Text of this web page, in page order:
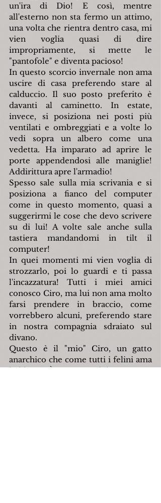
un'ira di Dio! E così, mentre
all'esterno non sta fermo un attimo,
una volta che rientra dentro casa, mi
vien voglia quasi di dire
impropriamente, si mette le
"pantofole" e diventa pacioso!
In questo scorcio invernale non ama
uscire di casa preferendo stare al
calduccio. Il suo posto preferito è
davanti al caminetto. In estate,
invece, si posiziona nei posti più
ventilati e ombreggiati e a volte lo
vedi sopra un albero come una
vedetta. Ha imparato ad aprire le
porte appendendosi alle maniglie!
Addirittura apre l'armadio!
Spesso sale sulla mia scrivania e si
posiziona a fianco del computer
come in questo momento, quasi a
suggerirmi le cose che devo scrivere
su di lui! A volte sale anche sulla
tastiera mandandomi in tilt il
computer!
In quei momenti mi vien voglia di
strozzarlo, poi lo guardi e ti passa
l'incazzatura! Tutti i miei amici
conosco Ciro, ma lui non ama molto
farsi prendere in braccio, come
vorrebbero alcuni, preferendo stare
in nostra compagnia sdraiato sul
divano.
Questo è il "mio" Ciro, un gatto
anarchico che come tutti i felini ama
la libertà. È un gatto adulto e grosso